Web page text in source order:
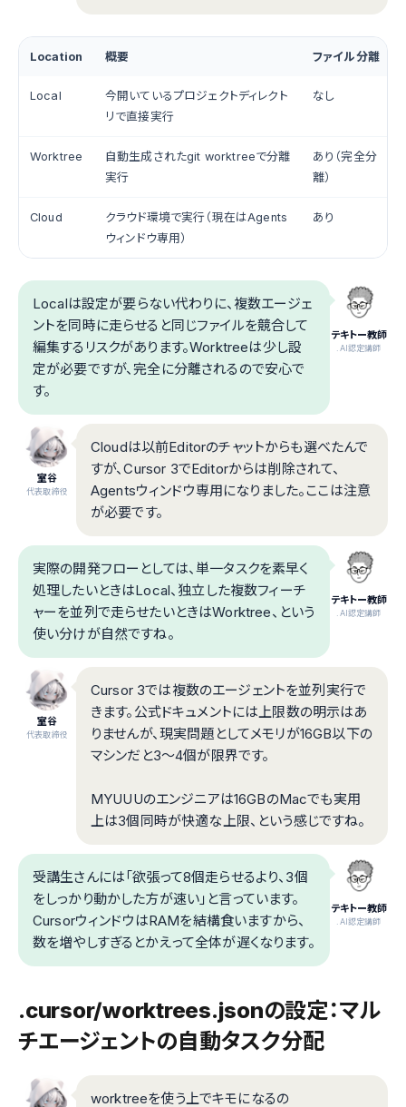
Location 概要 ファイル分離
Local
今開いているプロジェクトディレクト
リで直接実行
なし
Worktree
自動生成されたgit worktreeで分離
実行
あり（完全分
離）
Cloud
クラウド環境で実行（現在はAgents
ウィンドウ専用）
あり
テキトー教師
.AI認定講師
Localは設定が要らない代わりに、複数エージェ
ントを同時に走らせると同じファイルを競合して
編集するリスクがあります。Worktreeは少し設
定が必要ですが、完全に分離されるので安心で
す。
室谷
代表取締役
Cloudは以前Editorのチャットからも選べたんで
すが、Cursor 3でEditorからは削除されて、
Agentsウィンドウ専用になりました。ここは注意
が必要です。
テキトー教師
.AI認定講師
実際の開発フローとしては、単一タスクを素早く
処理したいときはLocal、独立した複数フィーチ
ャーを並列で走らせたいときはWorktree、という
使い分けが自然ですね。
室谷
代表取締役
Cursor 3では複数のエージェントを並列実行で
きます。公式ドキュメントには上限数の明示はあ
りませんが、現実問題としてメモリが16GB以下の
マシンだと3〜4個が限界です。
MYUUUのエンジニアは16GBのMacでも実用
上は3個同時が快適な上限、という感じですね。
テキトー教師
.AI認定講師
受講生さんには「欲張って8個走らせるより、3個
をしっかり動かした方が速い」と言っています。
CursorウィンドウはRAMを結構食いますから、
数を増やしすぎるとかえって全体が遅くなります。
.cursor/worktrees.jsonの設定：マル
チエージェントの自動タスク分配
worktreeを使う上でキモになるの